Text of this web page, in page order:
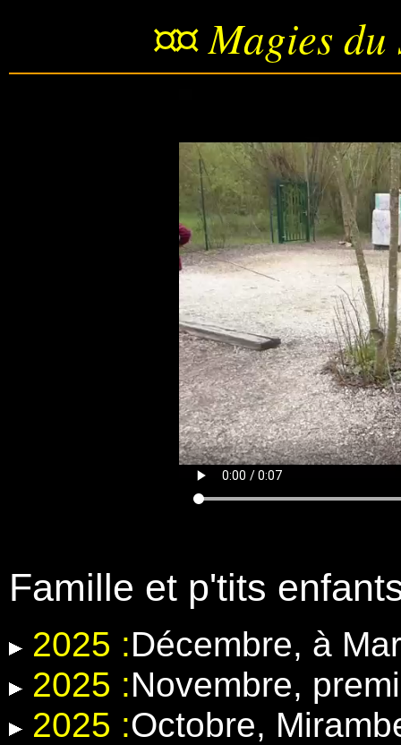
¤¤ Magies du
Famille et p'tits
2025 :Décembre, à
2025 :Novembre,
2025 :Octobre,